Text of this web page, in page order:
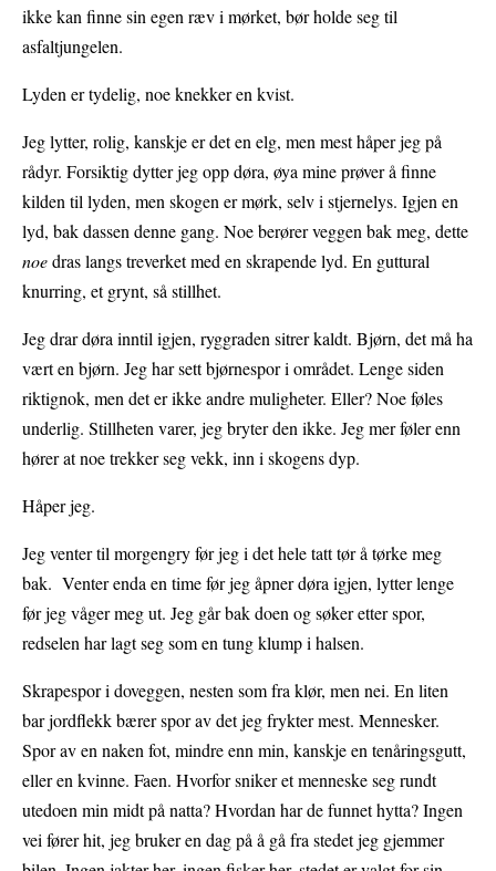
ikke kan finne sin egen ræv i mørket, bør holde seg til
asfaltjungelen.
Lyden er tydelig, noe knekker en kvist.
Jeg lytter, rolig, kanskje er det en elg, men mest håper jeg på
rådyr. Forsiktig dytter jeg opp døra, øya mine prøver å finne
kilden til lyden, men skogen er mørk, selv i stjernelys. Igjen en
lyd, bak dassen denne gang. Noe berører veggen bak meg, dette
noedras langs treverket med en skrapende lyd. En guttural
knurring, et grynt, så stillhet.
Jeg drar døra inntil igjen, ryggraden sitrer kaldt. Bjørn, det må ha
vært en bjørn. Jeg har sett bjørnespor i området. Lenge siden
riktignok, men det er ikke andre muligheter. Eller? Noe føles
underlig. Stillheten varer, jeg bryter den ikke. Jeg mer føler enn
hører at noe trekker seg vekk, inn i skogens dyp.
Håper jeg.
Jeg venter til morgengry før jeg i det hele tatt tør å tørke meg
bak. Venter enda en time før jeg åpner døra igjen, lytter lenge
før jeg våger meg ut. Jeg går bak doen og søker etter spor,
redselen har lagt seg som en tung klump i halsen.
Skrapespor i doveggen, nesten som fra klør, men nei. En liten
bar jordflekk bærer spor av det jeg frykter mest. Mennesker.
Spor av en naken fot, mindre enn min, kanskje en tenåringsgutt,
eller en kvinne. Faen. Hvorfor sniker et menneske seg rundt
utedoen min midt på natta? Hvordan har de funnet hytta? Ingen
vei fører hit, jeg bruker en dag på å gå fra stedet jeg gjemmer